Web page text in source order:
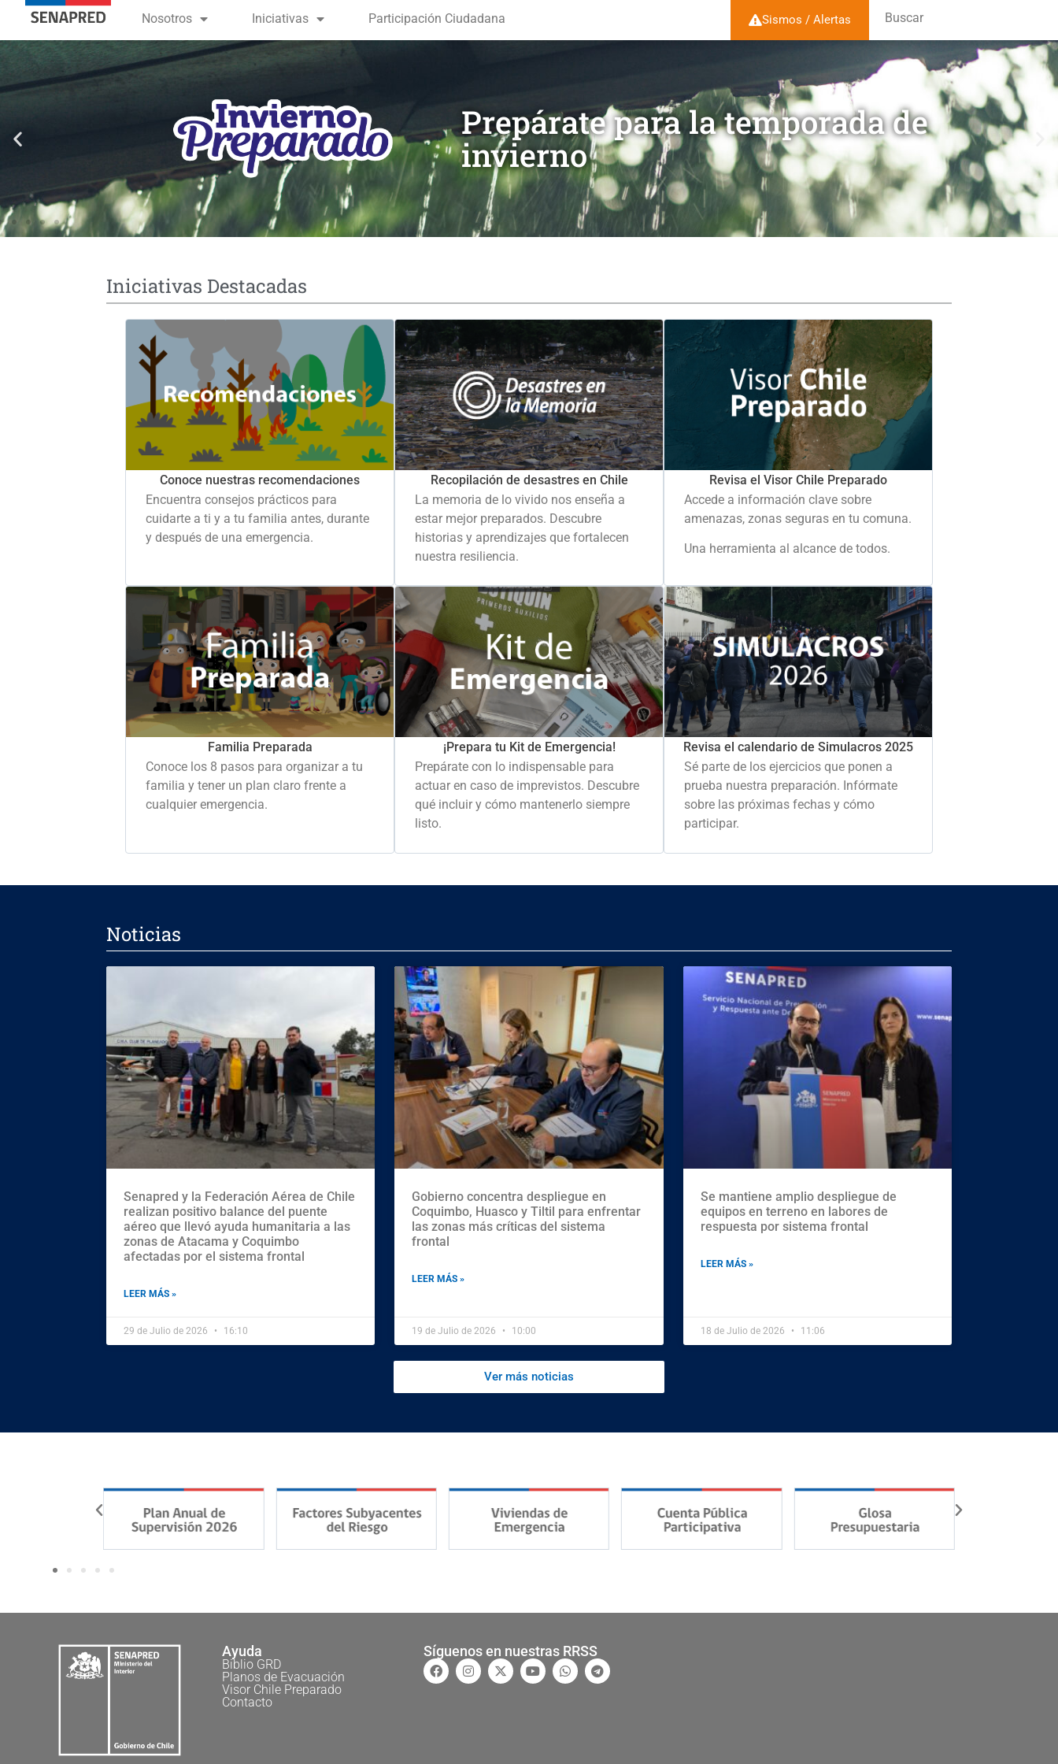
contenido
Nosotros Iniciativas Participación Ciudadana Sismos / Alertas Buscar
Prepárate para la temporada de
invierno
Iniciativas Destacadas
Conoce nuestras recomendaciones
Encuentra consejos prácticos para
cuidarte a ti y a tu familia antes, durante
y después de una emergencia.
Recopilación de desastres en Chile
La memoria de lo vivido nos enseña a
estar mejor preparados. Descubre
historias y aprendizajes que fortalecen
nuestra resiliencia.
Revisa el Visor Chile Preparado
Accede a información clave sobre
amenazas, zonas seguras en tu comuna.
Una herramienta al alcance de todos.
Familia Preparada
Conoce los 8 pasos para organizar a tu
familia y tener un plan claro frente a
cualquier emergencia.
¡Prepara tu Kit de Emergencia!
Prepárate con lo indispensable para
actuar en caso de imprevistos. Descubre
qué incluir y cómo mantenerlo siempre
listo.
Revisa el calendario de Simulacros 2025
Sé parte de los ejercicios que ponen a
prueba nuestra preparación. Infórmate
sobre las próximas fechas y cómo
participar.
Noticias
Senapred y la Federación Aérea de Chile
realizan positivo balance del puente
aéreo que llevó ayuda humanitaria a las
zonas de Atacama y Coquimbo
afectadas por el sistema frontal
LEER MÁS »
29 de Julio de 2026 16:10
Gobierno concentra despliegue en
Coquimbo, Huasco y Tiltil para enfrentar
las zonas más críticas del sistema
frontal
LEER MÁS »
19 de Julio de 2026 10:00
Se mantiene amplio despliegue de
equipos en terreno en labores de
respuesta por sistema frontal
LEER MÁS »
18 de Julio de 2026 11:06
Ver más noticias
Ayuda
Biblio GRD
Planos de Evacuación
Visor Chile Preparado
Contacto
Síguenos en nuestras RRSS